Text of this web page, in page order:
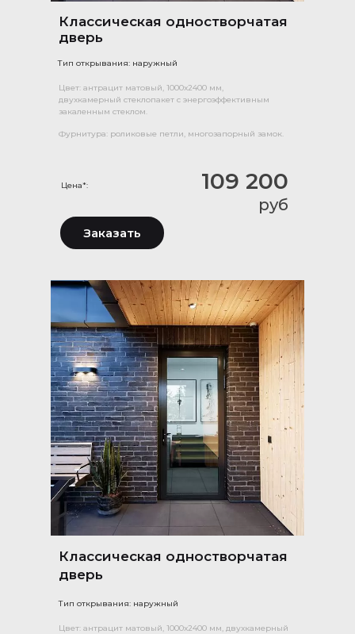
Классическая одностворчатая
дверь
Тип открывания: наружный
Цвет: антрацит матовый, 1000х2400 мм, двухкамерный
109 200
руб
Классическая одностворчатая
дверь
Тип открывания: наружный
Цвет: антрацит матовый, 1000х2400 мм,
двухкамерный стеклопакет с энергоэффективным
закаленным стеклом.
Фурнитура: роликовые петли, многозапорный замок.
Цена*:
Заказать